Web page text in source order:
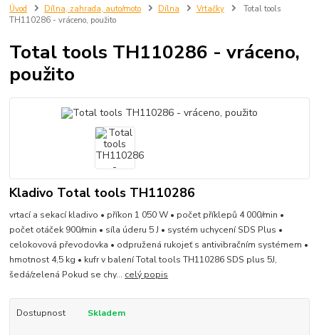
Úvod Dílna, zahrada, auto/moto Dílna Vrtačky
Total tools
TH110286 - vráceno, použito
Total tools TH110286 - vráceno,
použito
Kladivo Total tools TH110286
vrtací a sekací kladivo • příkon 1 050 W • počet příklepů 4 000/min •
počet otáček 900/min • síla úderu 5 J • systém uchycení SDS Plus •
celokovová převodovka • odpružená rukojeť s antivibračním systémem •
hmotnost 4,5 kg • kufr v balení Total tools TH110286 SDS plus 5J,
šedá/zelená Pokud se chy... celý popis
Dostupnost Skladem